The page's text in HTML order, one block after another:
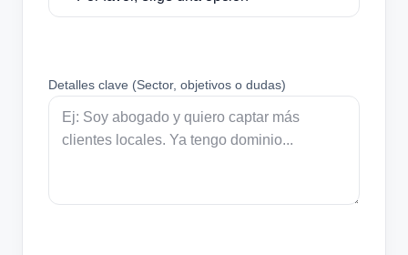
Detalles clave (Sector, objetivos o dudas)